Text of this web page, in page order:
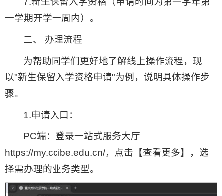
一学期开学一周内）。
二、 办理流程
为帮助同学们更好地了解线上操作流程，现
以"新生保留入学资格申请"为例，说明具体操作步
骤。
1.申请入口：
PC端：登录一站式服务大厅
https://my.ccibe.edu.cn/，点击【查看更多】，选
择需办理的业务类型。